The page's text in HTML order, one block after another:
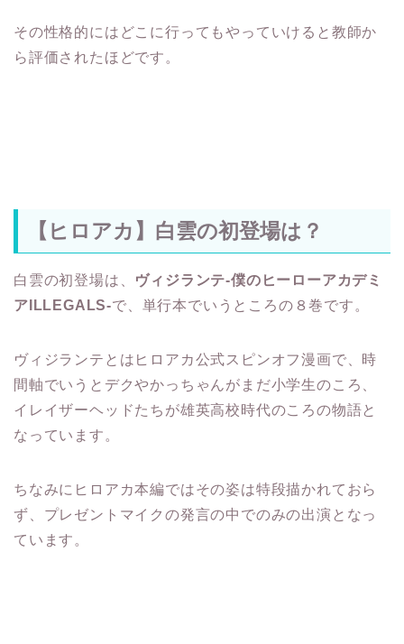
その性格的にはどこに行ってもやっていけると教師か
ら評価されたほどです。
【ヒロアカ】白雲の初登場は？
白雲の初登場は、 ヴィジランテ-僕のヒーローアカデミ
アILLEGALS-で、単行本でいうところの８巻です。
ヴィジランテとはヒロアカ公式スピンオフ漫画で、時
間軸でいうとデクやかっちゃんがまだ小学生のころ、
イレイザーヘッドたちが雄英高校時代のころの物語と
なっています。
ちなみにヒロアカ本編ではその姿は特段描かれておら
ず、プレゼントマイクの発言の中でのみの出演となっ
ています。